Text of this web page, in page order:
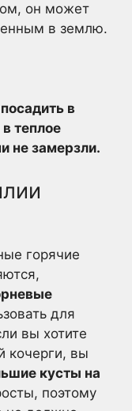
он может
в землю.
в
теплое
не замерзли.
горячие
для
вы хотите
кочерги, вы
кусты на
поэтому